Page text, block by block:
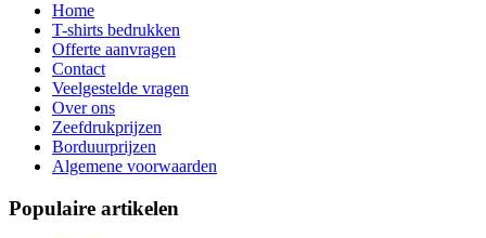
Home
T-shirts bedrukken
Offerte aanvragen
Contact
Veelgestelde vragen
Over ons
Zeefdrukprijzen
Borduurprijzen
Algemene voorwaarden
Populaire artikelen